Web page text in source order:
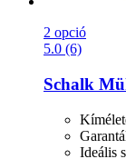
2 opció
5.0 (6)
Schalk
Ideális